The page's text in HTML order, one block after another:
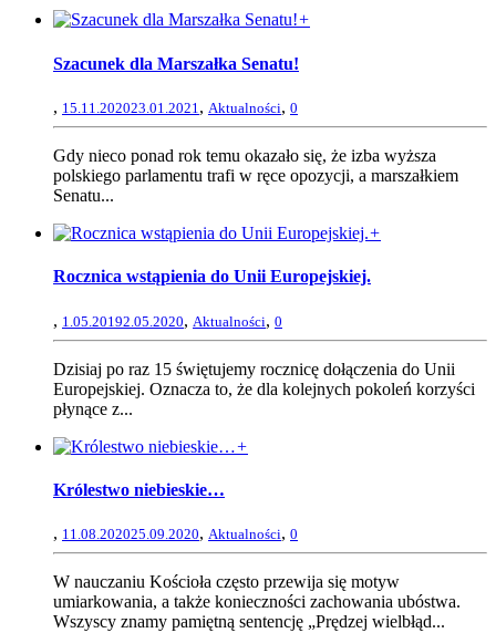
+
Szacunek dla Marszałka Senatu!
, 15.11.202023.01.2021, Aktualności, 0
Gdy nieco ponad rok temu okazało się, że izba wyższa
polskiego parlamentu trafi w ręce opozycji, a marszałkiem
Senatu...
+
Rocznica wstąpienia do Unii Europejskiej.
, 1.05.20192.05.2020, Aktualności, 0
Dzisiaj po raz 15 świętujemy rocznicę dołączenia do Unii
Europejskiej. Oznacza to, że dla kolejnych pokoleń korzyści
płynące z...
+
Królestwo niebieskie…
, 11.08.202025.09.2020, Aktualności, 0
W nauczaniu Kościoła często przewija się motyw
umiarkowania, a także konieczności zachowania ubóstwa.
Wszyscy znamy pamiętną sentencję „Prędzej wielbłąd...